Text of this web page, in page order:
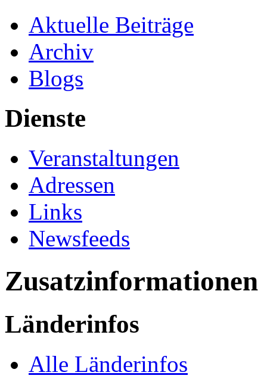
Aktuelle Beiträge
Archiv
Blogs
Dienste
Veranstaltungen
Adressen
Links
Newsfeeds
Zusatzinformationen
Länderinfos
Alle Länderinfos